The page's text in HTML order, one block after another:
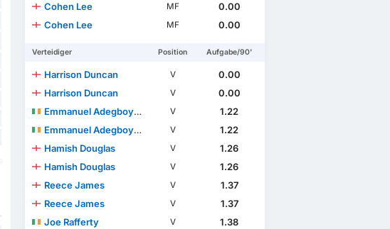
Cohen Lee
MF
0.00
Cohen Lee
MF 0.00
Verteidiger Position Aufgabe/90'
Harrison Duncan V
0.00
Harrison Duncan
V
0.00
Emmanuel Adegboyega
V
1.22
Emmanuel Adegboyega
V
1.22
Hamish Douglas
V
1.26
Hamish Douglas
V
1.26
Reece James
V
1.37
Reece James
V
1.37
Joe Rafferty
V
1.38